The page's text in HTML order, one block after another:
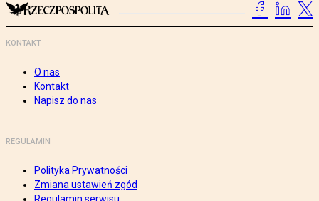
KONTAKT
O nas
Kontakt
Napisz do nas
REGULAMIN
Polityka Prywatności
Zmiana ustawień zgód